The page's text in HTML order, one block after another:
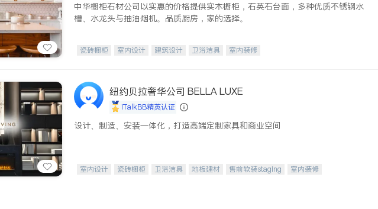
中华橱柜石材公司以实惠的价格提供实木橱柜，石英石台面，多种优质不锈钢水
槽、水龙头与抽油烟机。品质厨房，家的选择。
瓷砖橱柜 室内设计 建筑设计 卫浴洁具 室内装修
纽约贝拉奢华公司 BELLA LUXE
iTalkBB精英认证
设计、制造、安装一体化，打造高端定制家具和商业空间
室内设计 瓷砖橱柜 卫浴洁具 地板建材 售前软装staging 室内装修